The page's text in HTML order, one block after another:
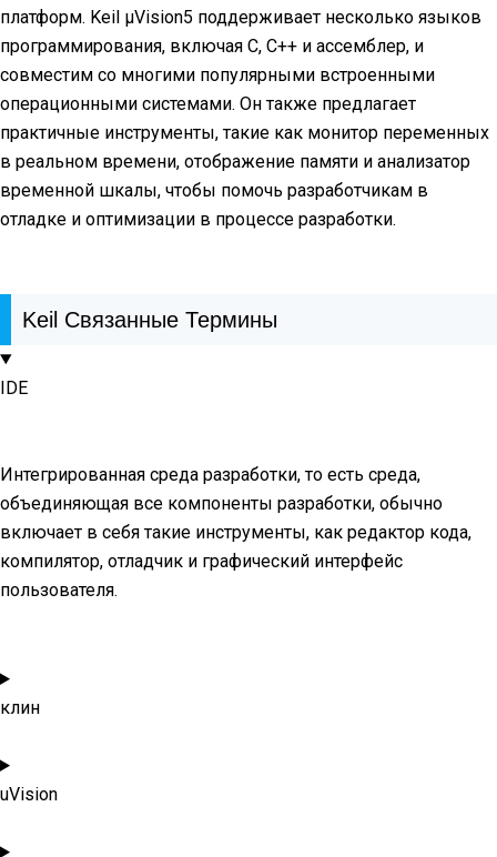
платформ. Keil μVision5 поддерживает несколько языков
программирования, включая C, C++ и ассемблер, и
совместим со многими популярными встроенными
операционными системами. Он также предлагает
практичные инструменты, такие как монитор переменных
в реальном времени, отображение памяти и анализатор
временной шкалы, чтобы помочь разработчикам в
отладке и оптимизации в процессе разработки.
Keil Связанные Термины
IDE
Интегрированная среда разработки, то есть среда,
объединяющая все компоненты разработки, обычно
включает в себя такие инструменты, как редактор кода,
компилятор, отладчик и графический интерфейс
пользователя.
клин
uVision